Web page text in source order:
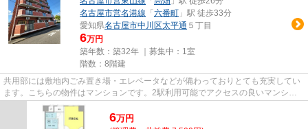
名古屋市営名港線 「 六番町 」駅 徒歩33分
愛知県名古屋市中川区太平通 ５丁目
6万円
築年数：築32年 ｜募集中： 1室
階数：8階建
共用部には敷地内ごみ置き場・エレベータなどが備わっておりとても充実してい
ます。こちらの物件はマンションです。2駅利用可能でアクセスの良いマンショ
ンです。陽射し溢れる物件で過...
6万円